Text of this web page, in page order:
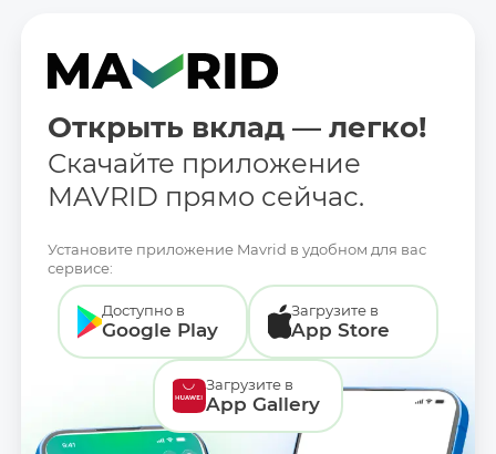
Открыть вклад — легко!
Скачайте приложение
MAVRID прямо сейчас.
Установите приложение Mavrid в удобном для вас
сервисе:
Доступно в
Google Play
Загрузите в
App Store
Загрузите в
App Gallery